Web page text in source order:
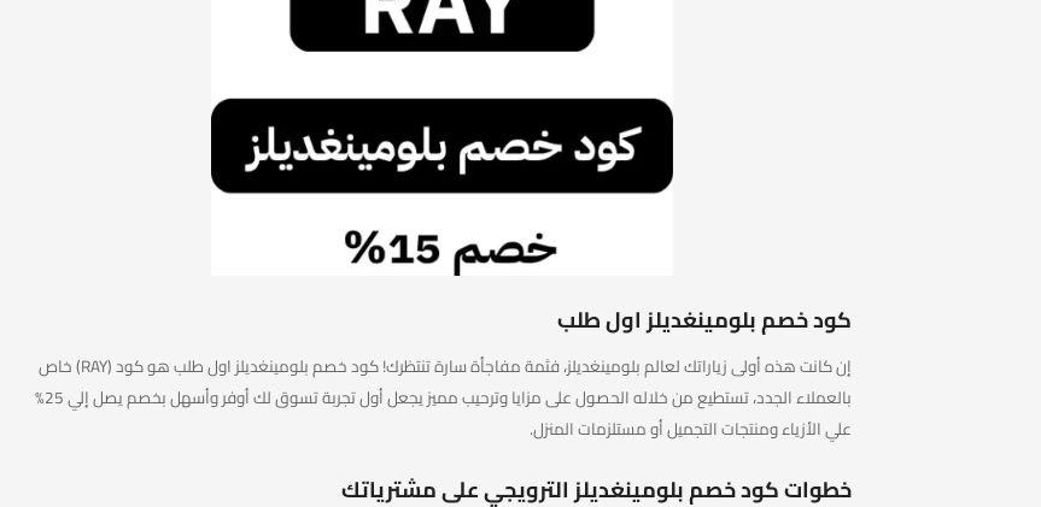
كود خصم بلومينغديلز اول طلب
إن كانت هذه أولى زياراتك لعالم بلومينغديلز، فثمة مفاجأة سارة تنتظرك! كود خصم بلومينغديلز اول طلب هو كود (RAY) خاص
بالعملاء الجدد، تستطيع من خلاله الحصول على مزايا وترحيب مميز يجعل أول تجربة تسوق لك أوفر وأسهل بخصم يصل إلي 25%
علي الأزياء ومنتجات التجميل أو مستلزمات المنزل.
خطوات كود خصم بلومينغديلز الترويجي على مشترياتك